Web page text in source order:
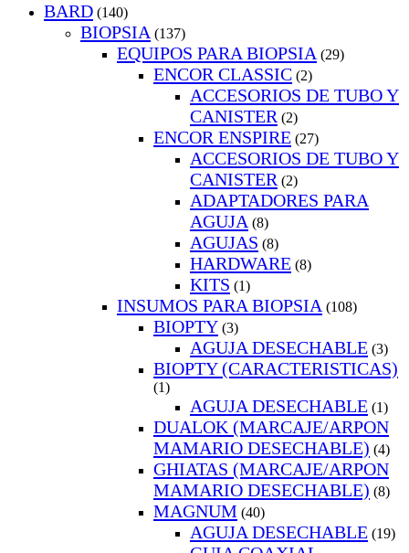
BARD (140)
BIOPSIA (137)
EQUIPOS PARA BIOPSIA (29)
ENCOR CLASSIC (2)
ACCESORIOS DE TUBO Y
CANISTER (2)
ENCOR ENSPIRE (27)
ACCESORIOS DE TUBO Y
CANISTER (2)
ADAPTADORES PARA
AGUJA (8)
AGUJAS (8)
HARDWARE (8)
KITS (1)
INSUMOS PARA BIOPSIA (108)
BIOPTY (3)
AGUJA DESECHABLE (3)
BIOPTY (CARACTERISTICAS)
(1)
AGUJA DESECHABLE (1)
DUALOK (MARCAJE/ARPON
MAMARIO DESECHABLE) (4)
GHIATAS (MARCAJE/ARPON
MAMARIO DESECHABLE) (8)
MAGNUM (40)
AGUJA DESECHABLE (19)